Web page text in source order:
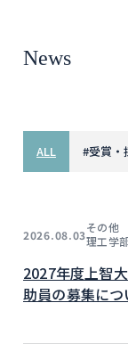
News
ALL #受賞・
2026.08.03その他
理工学
2027年度上智
助員の募集につ